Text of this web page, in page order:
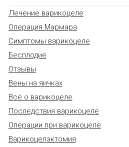
Лечение варикоцеле
Операция Мармара
Симптомы варикоцеле
Бесплодие
Отзывы
Вены на яичках
Всё о варикоцеле
Последствия варикоцеле
Операции при варикоцеле
Варикоцелэктомия